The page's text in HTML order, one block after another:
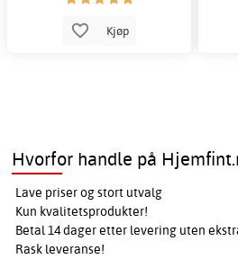
Kjøp
Hvorfor handle på
Lave priser og stort utvalg
Kun kvalitetsprodukter!
Betal 14 dager etter levering uten
Rask leveranse!